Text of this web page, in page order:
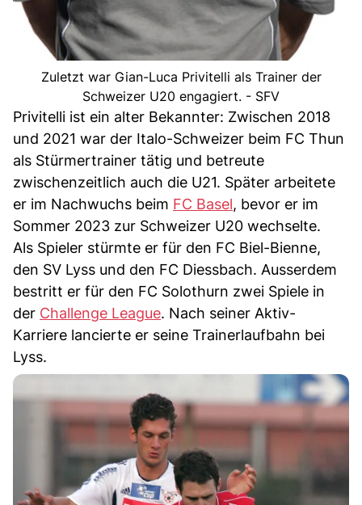
Zuletzt war Gian-Luca Privitelli als Trainer der
Schweizer U20 engagiert. - SFV
Privitelli ist ein alter Bekannter: Zwischen 2018
und 2021 war der Italo-Schweizer beim FC Thun
als Stürmertrainer tätig und betreute
zwischenzeitlich auch die U21. Später arbeitete
er im Nachwuchs beim FC Basel, bevor er im
Sommer 2023 zur Schweizer U20 wechselte.
Als Spieler stürmte er für den FC Biel-Bienne,
den SV Lyss und den FC Diessbach. Ausserdem
bestritt er für den FC Solothurn zwei Spiele in
der Challenge League. Nach seiner Aktiv-
Karriere lancierte er seine Trainerlaufbahn bei
Lyss.